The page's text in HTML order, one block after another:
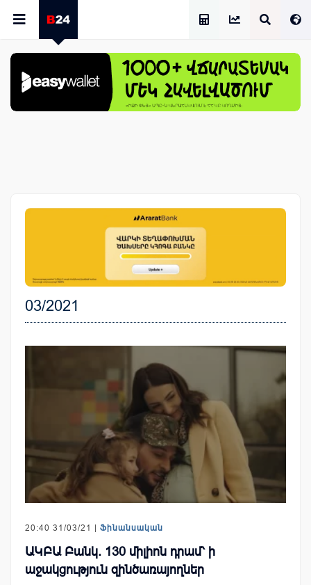
03/2021
20:40 31/03/21 | Ֆինանսական
ԱԿԲԱ Բանկ. 130 միլիոն դրամ՝ ի
աջակցություն զինծառայողներ